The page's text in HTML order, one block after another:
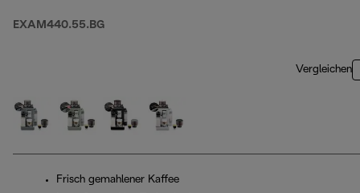
EXAM440.55.BG
Vergleichen
Frisch gemahlener Kaffee